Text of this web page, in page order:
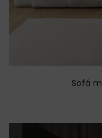
Sofá